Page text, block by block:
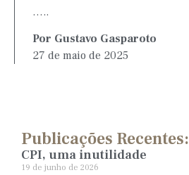
…..
Por Gustavo Gasparoto
27 de maio de 2025
Publicações Recentes:
CPI, uma inutilidade
19 de junho de 2026